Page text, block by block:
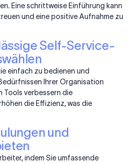
Eine schrittweise Einführung kann
und eine positive Aufnahme zu
Self-Service-
einfach zu bedienen und
Ihrer Organisation
Tools verbessern die
die Effizienz, was die
und
indem Sie umfassende